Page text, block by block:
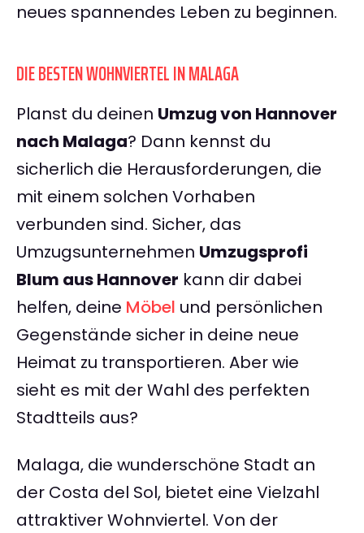
neues spannendes Leben zu beginnen.
DIE BESTEN WOHNVIERTEL IN MALAGA
Planst du deinen Umzug von Hannover
nach Malaga? Dann kennst du
sicherlich die Herausforderungen, die
mit einem solchen Vorhaben
verbunden sind. Sicher, das
Umzugsunternehmen Umzugsprofi
Blum aus Hannover kann dir dabei
helfen, deine Möbel und persönlichen
Gegenstände sicher in deine neue
Heimat zu transportieren. Aber wie
sieht es mit der Wahl des perfekten
Stadtteils aus?
Malaga, die wunderschöne Stadt an
der Costa del Sol, bietet eine Vielzahl
attraktiver Wohnviertel. Von der